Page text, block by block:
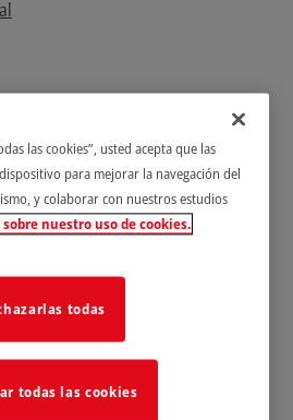
las cookies”, usted acepta que las
para mejorar la navegación del
y colaborar con nuestros estudios
sobre nuestro uso de cookies.
todas
todas las cookies